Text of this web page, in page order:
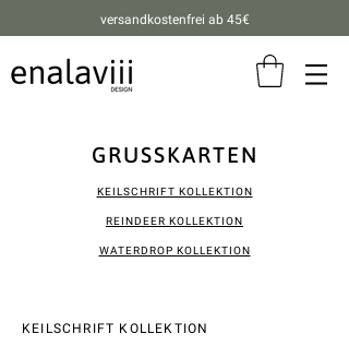
versandkostenfrei ab 45€
GRUSSKARTEN
KEILSCHRIFT KOLLEKTION
REINDEER KOLLEKTION
WATERDROP KOLLEKTION
KEILSCHRIFT KOLLEKTION